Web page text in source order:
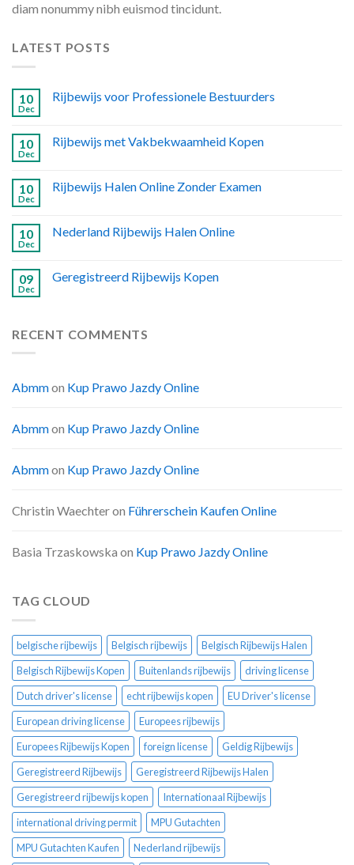
diam nonummy nibh euismod tincidunt.
LATEST POSTS
10
Dec
Rijbewijs voor Professionele Bestuurders
10
Dec
Rijbewijs met Vakbekwaamheid Kopen
10
Dec
Rijbewijs Halen Online Zonder Examen
10
Dec
Nederland Rijbewijs Halen Online
09
Dec
Geregistreerd Rijbewijs Kopen
RECENT COMMENTS
Abmmon Kup Prawo Jazdy Online
Abmmon Kup Prawo Jazdy Online
Abmmon Kup Prawo Jazdy Online
Christin Waechteron Führerschein Kaufen Online
Basia Trzaskowska on Kup Prawo Jazdy Online
TAG CLOUD
belgische rijbewijs Belgisch rijbewijs
Belgisch Rijbewijs Halen
Belgisch Rijbewijs Kopen
Buitenlands rijbewijs
driving license
Dutch driver's license
echt rijbewijs kopen
EU Driver's license
European driving license
Europees rijbewijs
Europees Rijbewijs Kopen
foreign license
Geldig Rijbewijs
Geregistreerd Rijbewijs
Geregistreerd Rijbewijs Halen
Geregistreerd rijbewijs kopen
Internationaal Rijbewijs
international driving permit
MPU Gutachten
MPU Gutachten Kaufen
Nederland rijbewijs